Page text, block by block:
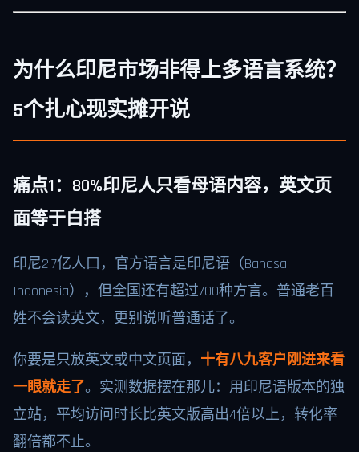
为什么印尼市场非得上多语言系统？
5个扎心现实摊开说
痛点1：80%印尼人只看母语内容，英文页
面等于白搭
印尼2.7亿人口，官方语言是印尼语（Bahasa
Indonesia），但全国还有超过700种方言。普通老百
姓不会读英文，更别说听普通话了。
你要是只放英文或中文页面， 十有八九客户刚进来看
一眼就走了。实测数据摆在那儿：用印尼语版本的独
立站，平均访问时长比英文版高出4倍以上，转化率
翻倍都不止。